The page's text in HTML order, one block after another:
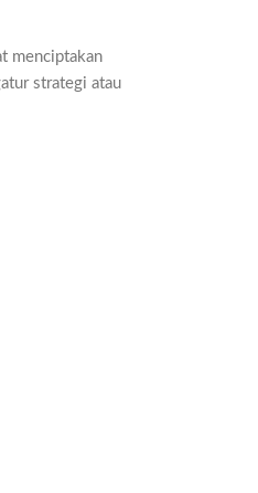
menciptakan
strategi atau